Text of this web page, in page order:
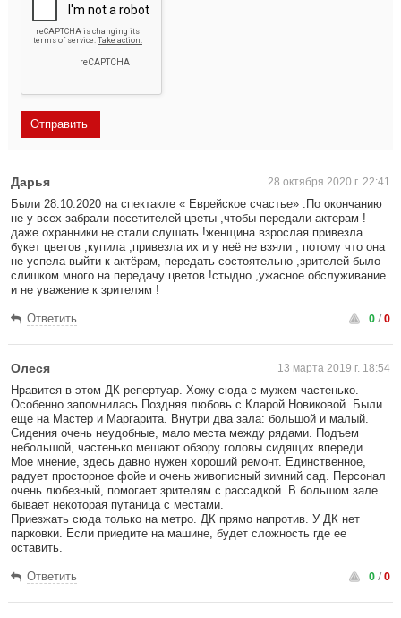
Дарья 28 октября 2020 г. 22:41
Были 28.10.2020 на спектакле « Еврейское счастье» .По окончанию
не у всех забрали посетителей цветы ,чтобы передали актерам !
даже охранники не стали слушать !женщина взрослая привезла
букет цветов ,купила ,привезла их и у неё не взяли , потому что она
не успела выйти к актёрам, передать состоятельно ,зрителей было
слишком много на передачу цветов !стыдно ,ужасное обслуживание
и не уважение к зрителям !
Ответить 0/0
Олеся 13 марта 2019 г. 18:54
Нравится в этом ДК репертуар. Хожу сюда с мужем частенько.
Особенно запомнилась Поздняя любовь с Кларой Новиковой. Были
еще на Мастер и Маргарита. Внутри два зала: большой и малый.
Сидения очень неудобные, мало места между рядами. Подъем
небольшой, частенько мешают обзору головы сидящих впереди.
Мое мнение, здесь давно нужен хороший ремонт. Единственное,
радует просторное фойе и очень живописный зимний сад. Персонал
очень любезный, помогает зрителям с рассадкой. В большом зале
бывает некоторая путаница с местами.
Приезжать сюда только на метро. ДК прямо напротив. У ДК нет
парковки. Если приедите на машине, будет сложность где ее
оставить.
Ответить 0/0